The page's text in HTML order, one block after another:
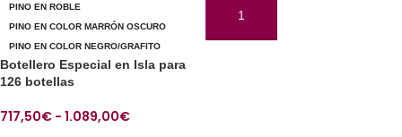
PINO EN ROBLE
PINO EN COLOR MARRÓN OSCURO
PINO EN COLOR NEGRO/GRAFITO
Botellero Especial en Isla para
126 botellas
717,50€ - 1.089,00€
AÑADIR AL CARRITO